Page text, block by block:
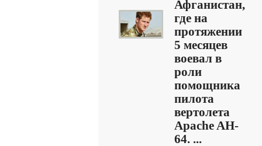
Афганистан,
где на
протяжении
5 месяцев
воевал в
роли
помощника
пилота
вертолета
Apache AH-
64. ...